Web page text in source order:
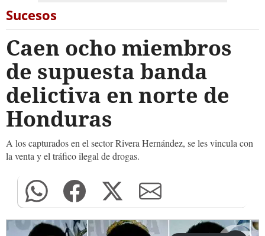
Sucesos
Caen ocho miembros
de supuesta banda
delictiva en norte de
Honduras
A los capturados en el sector Rivera Hernández, se les vincula con
la venta y el tráfico ilegal de drogas.